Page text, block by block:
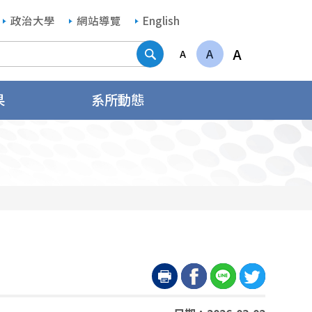
政治大學 網站導覽 English
搜尋A A A
系所動態